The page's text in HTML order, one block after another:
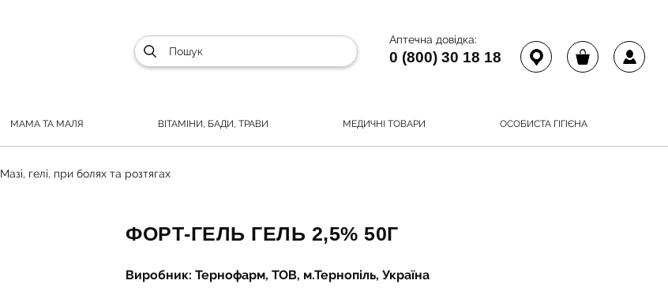
Аптечна довідка:
0 (800) 30 18 18
МАМА ТА МАЛЯ ВІТАМІНИ, БАДИ, ТРАВИ МЕДИЧНІ ТОВАРИ ОСОБИСТА ГІГІЄНА
Мазі, гелі, при болях та розтягах
ФОРТ-ГЕЛЬ ГЕЛЬ 2,5% 50Г
Виробник: Тернофарм, ТОВ, м.Тернопіль, Україна